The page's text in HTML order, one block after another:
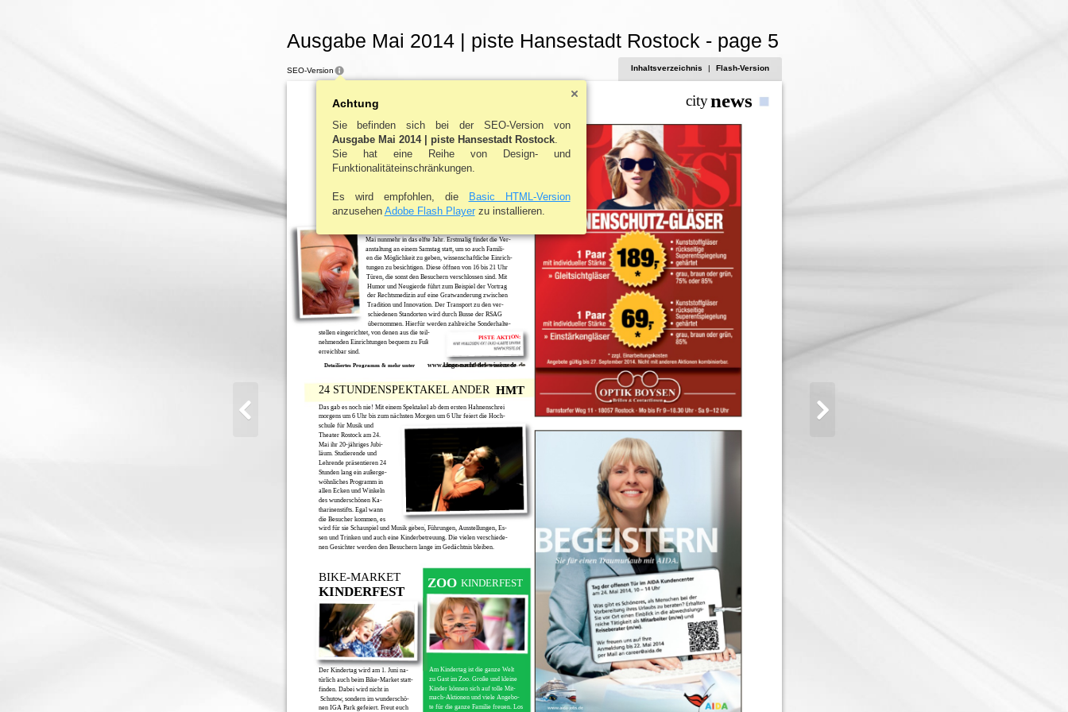
Ausgabe Mai 2014 | piste Hansestadt Rostock - page 5
Das gab es noch nie! Mit einem Spektakel ab dem ersten Hahnenschrei
morgens um 6 Uhr bis zum nächsten Morgen um 6 Uhr feiert die Hoch-
schule für Musik und
Theater Rostock am 24.
Mai ihr 20-jähriges Jubi-
läum. Studierende und
Lehrende präsentieren 24
Stunden lang ein außerge-
wöhnliches Programm in
allen Ecken und Winkeln
des wunderschönen Ka-
tharinenstifts. Egal wann
die Besucher kommen, es
wird für sie Schauspiel und Musik geben, Führungen, Ausstellungen, Es-
sen und Trinken und auch eine Kinderbetreuung. Die vielen verschiede-
nen Gesichter werden den Besuchern lange im Gedächtnis bleiben.
Mai nunmehr in das elfte Jahr. Erstmalig findet die Ver-
anstaltung an einem Samstag statt, um so auch Famili-
en die Möglichkeit zu geben, wissenschaftliche Einrich-
tungen zu besichtigen. Diese öffnen von 16 bis 21 Uhr
Türen, die sonst den Besuchern verschlossen sind. Mit
Humor und Neugierde führt zum Beispiel der Vortrag
der Rechtsmedizin auf eine Gratwanderung zwischen
Tradition und Innovation. Der Transport zu den ver-
schiedenen Standorten wird durch Busse der RSAG
übernommen. Hierfür werden zahlreiche Sonderhalte-
stellen eingerichtet, von denen aus die teil-
nehmenden Einrichtungen bequem zu Fuß
erreichbar sind.
citynews
Detailiertes Programm & mehr unter www.lange-nacht-des-wissens.de
24 STUNDENSPEKTAKEL ANDER HMT
LANGENACHT DER WISSENSCHAFT
PISTE AKTION:
Der Kindertag wird am 1. Juni na-
türlich auch beim Bike-Market statt-
finden. Dabei wird nicht in
Schutow, sondern im wunderschö-
nen IGA Park gefeiert. Freut euch
BIKE-MARKET
KINDERFEST
Am Kindertag ist die ganze Welt
zu Gast im Zoo. Große und kleine
Kinder können sich auf tolle Mit-
mach-Aktionen und viele Angebo-
te für die ganze Familie freuen. Los
ZOO KINDERFEST
SEO-Version
Achtung
Sie befinden sich bei der SEO-Version von
Ausgabe Mai 2014 | piste Hansestadt Rostock.
Sie hat eine Reihe von Design- und
Funktionalitäteinschränkungen.
Es wird empfohlen, die Basic HTML-Version
anzusehen Adobe Flash Playerzu installieren.
Inhaltsverzeichnis | Flash-Version